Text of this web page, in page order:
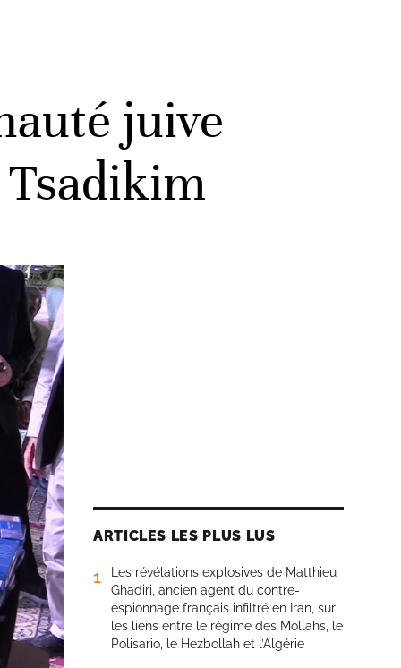
juive
ARTICLES LES PLUS LUS
1
Les révélations explosives de Matthieu
Ghadiri, ancien agent du contre-
espionnage français infiltré en Iran, sur
les liens entre le régime des Mollahs, le
Polisario, le Hezbollah et l’Algérie